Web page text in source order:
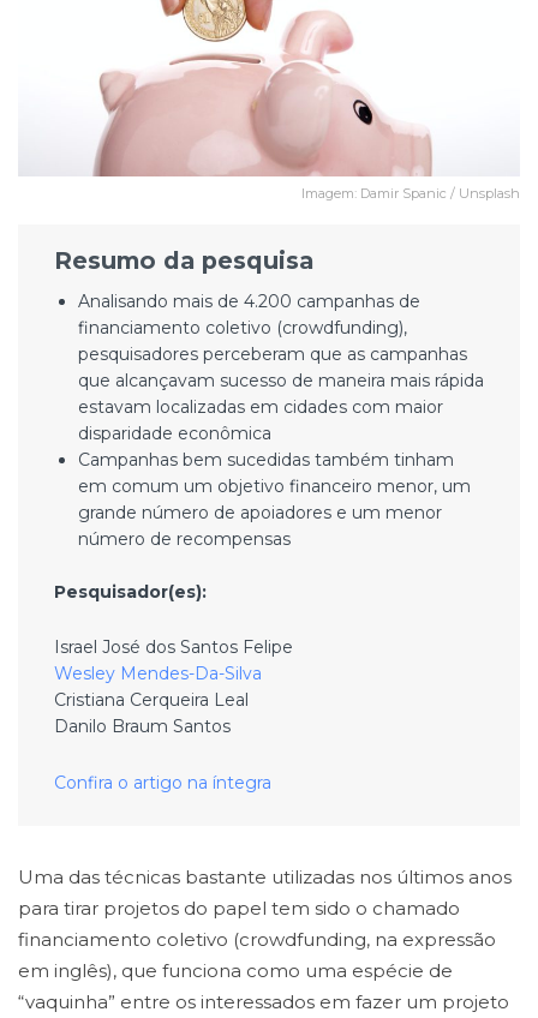
Imagem: Damir Spanic / Unsplash
Resumo da pesquisa
Analisando mais de 4.200 campanhas de
financiamento coletivo (crowdfunding),
pesquisadores perceberam que as campanhas
que alcançavam sucesso de maneira mais rápida
estavam localizadas em cidades com maior
disparidade econômica
Campanhas bem sucedidas também tinham
em comum um objetivo financeiro menor, um
grande número de apoiadores e um menor
número de recompensas
Pesquisador(es):
Israel José dos Santos Felipe
Wesley Mendes-Da-Silva
Cristiana Cerqueira Leal
Danilo Braum Santos
Confira o artigo na íntegra
Uma das técnicas bastante utilizadas nos últimos anos
para tirar projetos do papel tem sido o chamado
financiamento coletivo (crowdfunding, na expressão
em inglês), que funciona como uma espécie de
“vaquinha” entre os interessados em fazer um projeto